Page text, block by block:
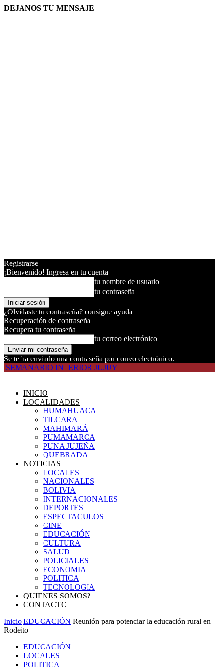
DEJANOS TU MENSAJE
Registrarse
¡Bienvenido! Ingresa en tu cuenta
tu nombre de usuario
tu contraseña
¿Olvidaste tu contraseña? consigue ayuda
Recuperación de contraseña
Recupera tu contraseña
tu correo electrónico
Se te ha enviado una contraseña por correo electrónico.
SEMANARIO INTERIOR JUJUY
INICIO
LOCALIDADES
HUMAHUACA
TILCARA
MAHIMARÁ
PUMAMARCA
PUNA JUJEÑA
QUEBRADA
NOTICIAS
LOCALES
NACIONALES
BOLIVIA
INTERNACIONALES
DEPORTES
ESPECTACULOS
CINE
EDUCACIÓN
CULTURA
SALUD
POLICIALES
ECONOMIA
POLITICA
TECNOLOGIA
QUIENES SOMOS?
CONTACTO
Inicio EDUCACIÓN Reunión para potenciar la educación rural en
Rodeíto
EDUCACIÓN
LOCALES
POLITICA